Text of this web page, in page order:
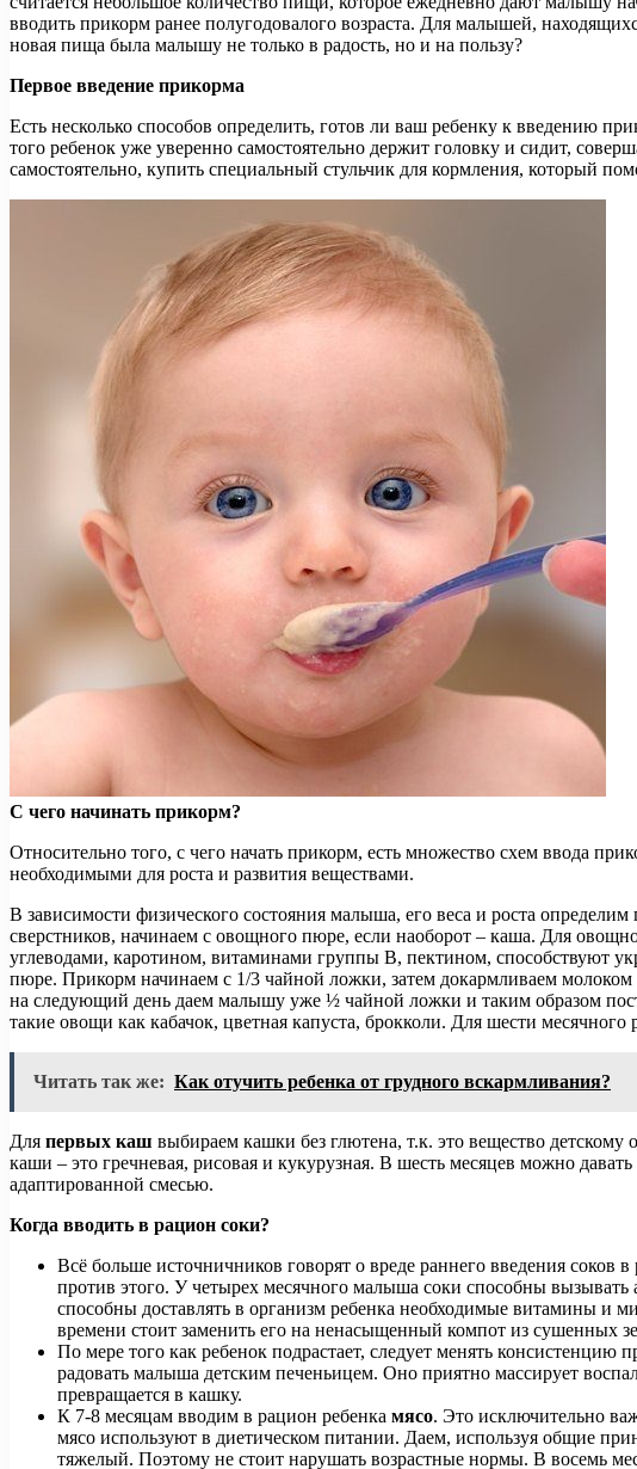
вводить прикорм ранее полугодовалого возраста. Для малышей,
новая пища была малышу не только в радость, но и на пользу?
Первое введение прикорма
Есть несколько способов определить, готов ли ваш ребенку к введению
того ребенок уже уверенно самостоятельно держит головку и сидит,
самостоятельно, купить специальный стульчик для кормления, который
С чего начинать прикорм?
Относительно того, с чего начать прикорм, есть множество схем ввода
необходимыми для роста и развития веществами.
В зависимости физического состояния малыша, его веса и роста
сверстников, начинаем с овощного пюре, если наоборот – каша. Для
углеводами, каротином, витаминами группы В, пектином, способствуют
пюре. Прикорм начинаем с 1/3 чайной ложки, затем докармливаем
на следующий день даем малышу уже ½ чайной ложки и таким образом
такие овощи как кабачок, цветная капуста, брокколи. Для шести
Читать так же: Как отучить ребенка от грудного вскармливания?
Для первых каш выбираем кашки без глютена, т.к. это вещество
каши – это гречневая, рисовая и кукурузная. В шесть месяцев можно
адаптированной смесью.
Когда вводить в рацион соки?
Всё больше источничников говорят о вреде раннего введения
против этого. У четырех месячного малыша соки способны
способны доставлять в организм ребенка необходимые витамины и
времени стоит заменить его на ненасыщенный компот из сушенных
По мере того как ребенок подрастает, следует менять
радовать малыша детским печеньицем. Оно приятно массирует
превращается в кашку.
К 7-8 месяцам вводим в рацион ребенка мясо. Это исключительно
мясо используют в диетическом питании. Даем, используя общие
тяжелый. Поэтому не стоит нарушать возрастные нормы. В восемь